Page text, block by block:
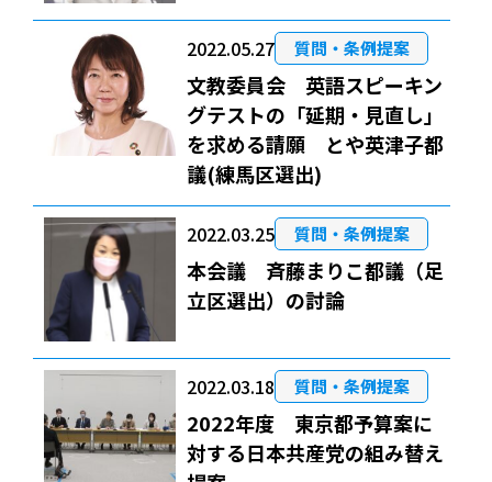
2022.05.27 質問・条例提案
文教委員会 英語スピーキン
グテストの「延期・見直し」
を求める請願 とや英津子都
議(練馬区選出)
2022.03.25 質問・条例提案
本会議 斉藤まりこ都議（足
立区選出）の討論
2022.03.18 質問・条例提案
2022年度 東京都予算案に
対する日本共産党の組み替え